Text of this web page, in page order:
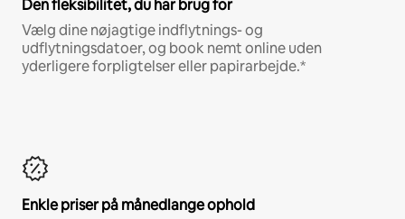
Den fleksibilitet, du har brug for
Vælg dine nøjagtige indflytnings- og
udflytningsdatoer, og book nemt online uden
yderligere forpligtelser eller papirarbejde.*
Enkle priser på månedlange ophold